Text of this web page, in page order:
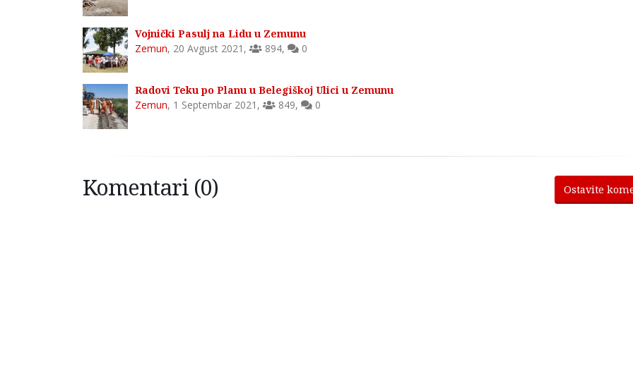
Vojnički Pasulj na Lidu u Zemunu
Zemun, 20 Avgust 2021 , 894, 0
Radovi Teku po Planu u Belegiškoj Ulici u Zemunu
Zemun, 1 Septembar 2021 , 849, 0
Komentari (0) Ostavite